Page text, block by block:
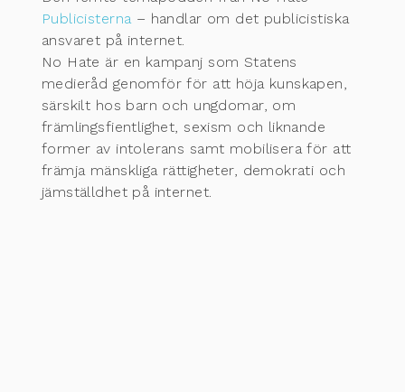
Publicisterna– handlar om det publicistiska
ansvaret på internet.
No Hate är en kampanj som Statens
medieråd genomför för att höja kunskapen,
särskilt hos barn och ungdomar, om
främlingsfientlighet, sexism och liknande
former av intolerans samt mobilisera för att
främja mänskliga rättigheter, demokrati och
jämställdhet på internet.